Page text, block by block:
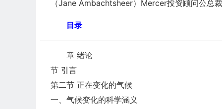
（Jane Ambachtsheer）Mercer投资顾问公总
目录
章 绪论
节 引言
第二节 正在变化的气候
一、气候变化的科学涵义